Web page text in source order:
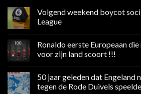
Volgend weekend boycot
League
op
weekend
media
in
Premier
Ronaldo eerste Europeaan
voor zijn land scoort !!!
op
Ronaldo
eerste
50 jaar geleden dat Engeland
tegen de Rode Duivels